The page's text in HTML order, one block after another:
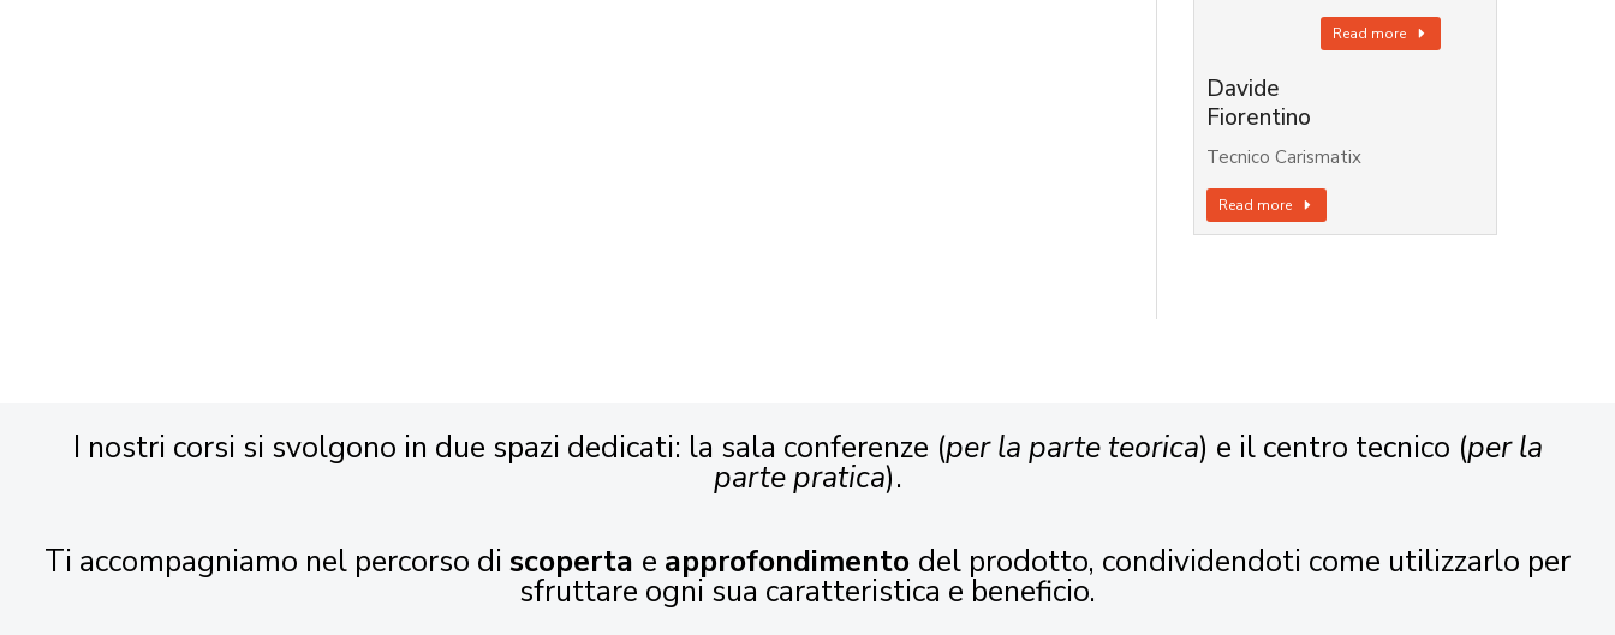
Read more
Davide
Fiorentino
Tecnico Carismatix
Read more
I nostri corsi si svolgono in due spazi dedicati: la sala conferenze (per la parte teorica) e il centro tecnico (per la
parte pratica).
Ti accompagniamo nel percorso di scoperta e approfondimento del prodotto, condividendoti come utilizzarlo per
sfruttare ogni sua caratteristica e beneficio.